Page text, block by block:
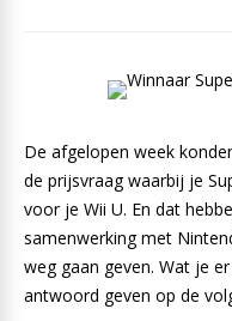
De afgelopen week
de prijsvraag waarbij je
voor je Wii U. En dat
samenwerking met
weg gaan geven. Wat je
antwoord geven op de